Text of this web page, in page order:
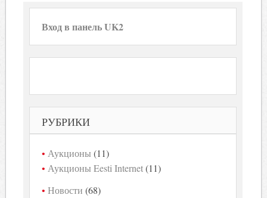
Вход в панель UK2
РУБРИКИ
Аукционы (11)
Аукционы Eesti Internet(11)
Новости (68)